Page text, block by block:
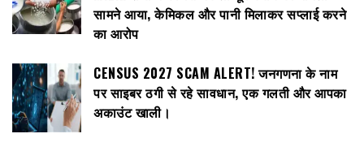
सामने आया, केमिकल और पानी मिलाकर सप्लाई करने
का आरोप
CENSUS 2027 SCAM ALERT! जनगणना के नाम
पर साइबर ठगी से रहे सावधान, एक गलती और आपका
अकाउंट खाली।